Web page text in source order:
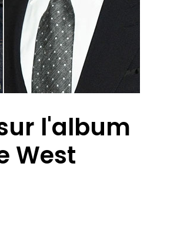
l'album
West